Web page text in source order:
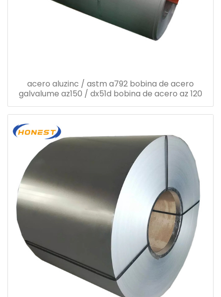
acero aluzinc / astm a792 bobina de acero
galvalume az150 / dx51d bobina de acero az 120